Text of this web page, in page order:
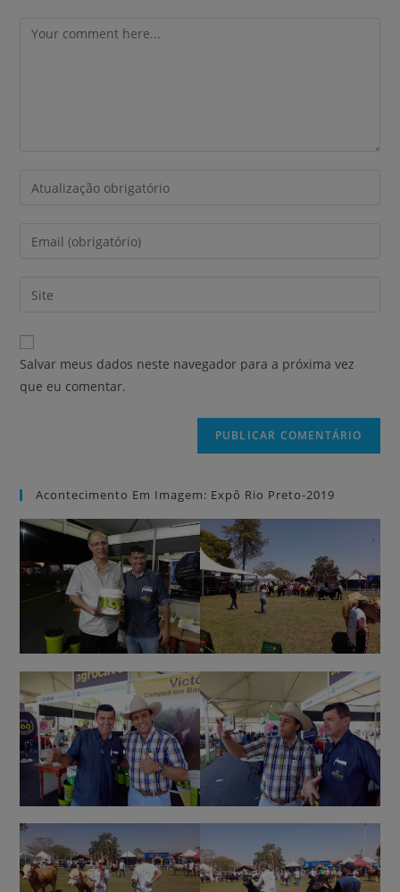
Salvar meus dados neste navegador para a próxima vez
que eu comentar.
Acontecimento Em Imagem: Expô Rio Preto-2019